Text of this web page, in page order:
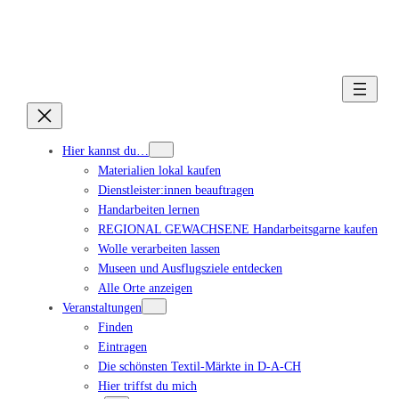
Hier kannst du…
Materialien lokal kaufen
Dienstleister:innen beauftragen
Handarbeiten lernen
REGIONAL GEWACHSENE Handarbeitsgarne kaufen
Wolle verarbeiten lassen
Museen und Ausflugsziele entdecken
Alle Orte anzeigen
Veranstaltungen
Finden
Eintragen
Die schönsten Textil-Märkte in D-A-CH
Hier triffst du mich